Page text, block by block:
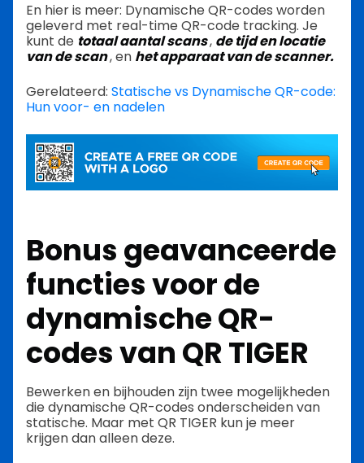
En hier is meer: Dynamische QR-codes worden
geleverd met real-time QR-code tracking. Je
kunt de totaal aantal scans, de tijd en locatie
van de scan,en het apparaat van de scanner.
Gerelateerd: Statische vs Dynamische QR-code:
Hun voor- en nadelen
Bonus geavanceerde
functies voor de
dynamische QR-
codes van QR TIGER
Bewerken en bijhouden zijn twee mogelijkheden
die dynamische QR-codes onderscheiden van
statische. Maar met QR TIGER kun je meer
krijgen dan alleen deze.